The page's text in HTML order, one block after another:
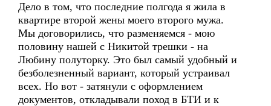
Дело в том, что последние полгода я жила в
квартире второй жены моего второго мужа.
Мы договорились, что разменяемся - мою
половину нашей с Никитой трешки - на
Любину полуторку. Это был самый удобный и
безболезненный вариант, который устраивал
всех. Но вот - затянули с оформлением
документов, откладывали поход в БТИ и к